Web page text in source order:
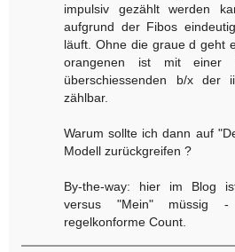
impulsiv gezählt werden
aufgrund der Fibos
läuft. Ohne die graue d geht
orangenen ist mit einer
überschiessenden b/x der
zählbar.
Warum sollte ich dann auf
Modell zurückgreifen ?
By-the-way: hier im Blog
versus "Mein"
regelkonforme Count.